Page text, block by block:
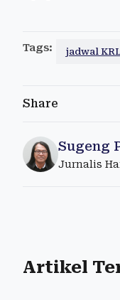
Tags: jadwal
Share
Sugeng
Jurnalis
Artikel